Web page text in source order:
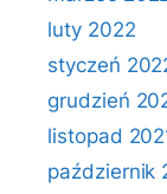
luty 2022
styczeń
grudzień
listopad
październik